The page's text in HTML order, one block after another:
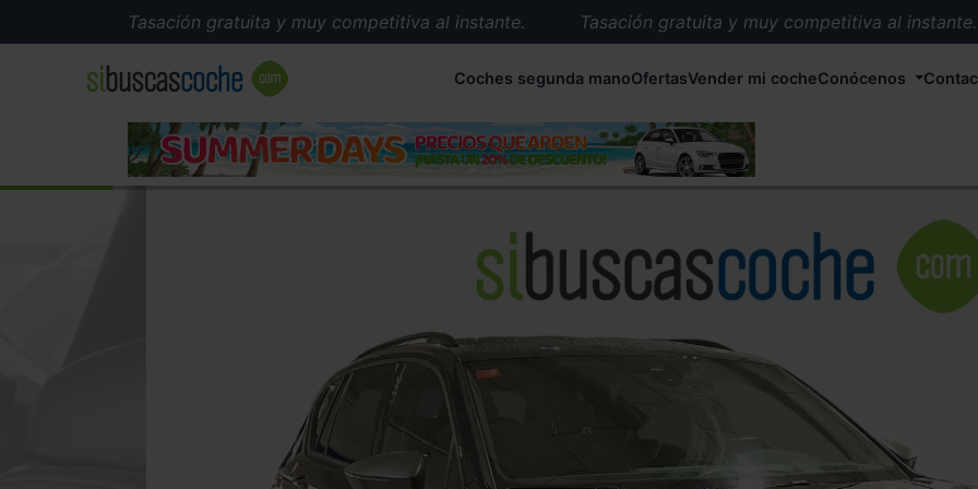
Tasación gratuita y muy competitiva al instante.
Tasación gratuita y muy competitiva al instante.
Más de 5.000 conductores satisfechos.
Buscamos el coche que tu quieras.
Recogemos tu coche en cualquier parte de España.
Compramos tu coche. Pago inmediato.
Coches segunda manoOfertasVender mi cocheConócenos